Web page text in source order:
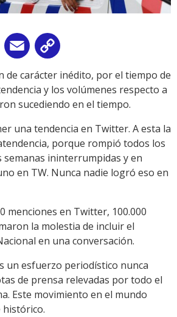
WhatsApp
Email
Link
de carácter inédito, por el tiempo de
y los volúmenes respecto a
sucediendo en el tiempo.
una tendencia en Twitter. A esta la
porque rompió todos los
semanas ininterrumpidas y en
en TW. Nunca nadie logró eso en
menciones en Twitter, 100.000
la molestia de incluir el
en una conversación.
un esfuerzo periodístico nunca
de prensa relevadas por todo el
Este movimiento en el mundo